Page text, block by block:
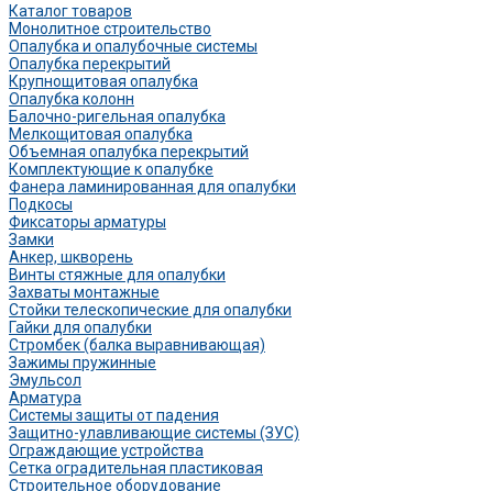
Каталог товаров
Монолитное строительство
Опалубка и опалубочные системы
Опалубка перекрытий
Крупнощитовая опалубка
Опалубка колонн
Балочно-ригельная опалубка
Мелкощитовая опалубка
Объемная опалубка перекрытий
Комплектующие к опалубке
Фанера ламинированная для опалубки
Подкосы
Фиксаторы арматуры
Замки
Анкер, шкворень
Винты стяжные для опалубки
Захваты монтажные
Стойки телескопические для опалубки
Гайки для опалубки
Стромбек (балка выравнивающая)
Зажимы пружинные
Эмульсол
Арматура
Системы защиты от падения
Защитно-улавливающие системы (ЗУС)
Ограждающие устройства
Сетка оградительная пластиковая
Строительное оборудование